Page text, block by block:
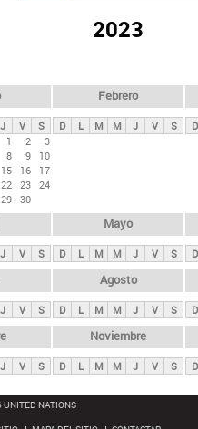
2023
J V
S
1
2
3
8 9
10
15 16
17
22 23 24
29 30
Febrero
D L M M J V S D
J V S
Mayo
D L M M J V S D
J V S
Agosto
D L M M J V S D
J V S
Noviembre
D L M M J V S D
NATIONS